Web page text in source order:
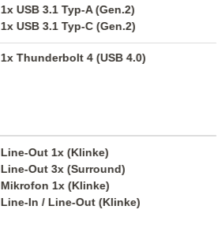
1x USB 3.1 Typ-A (Gen.2)
1x USB 3.1 Typ-C (Gen.2)
1x Thunderbolt 4 (USB 4.0)
Line-Out 1x (Klinke)
Line-Out 3x (Surround)
Mikrofon 1x (Klinke)
Line-In / Line-Out (Klinke)